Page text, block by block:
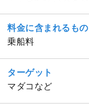
料金に含まれるもの
乗船料
ターゲット
マダコなど